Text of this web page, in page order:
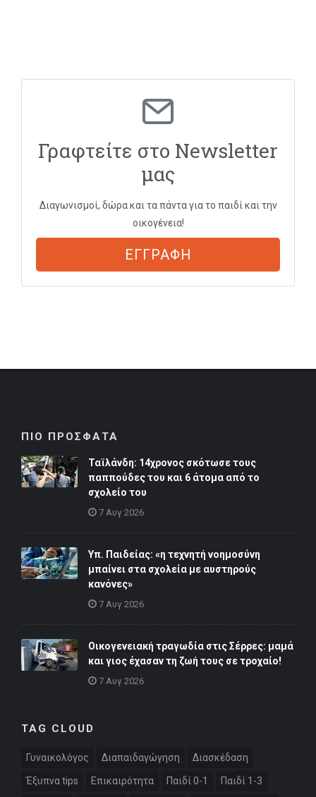
Γραφτείτε στο Newsletter
μας
Διαγωνισμοί, δώρα και τα πάντα για το παιδί και την
οικογένεια!
ΕΓΓΡΑΦΗ
ΠΙΟ ΠΡΟΣΦΑΤΑ
Ταϊλάνδη: 14χρονος σκότωσε τους
παππούδες του και 6 άτομα από το
σχολείο του
7 Αυγ 2026
Υπ. Παιδείας: «η τεχνητή νοημοσύνη
μπαίνει στα σχολεία με αυστηρούς
κανόνες»
7 Αυγ 2026
Οικογενειακή τραγωδία στις Σέρρες: μαμά
και γιος έχασαν τη ζωή τους σε τροχαίο!
7 Αυγ 2026
TAG CLOUD
Γυναικολόγος Διαπαιδαγώγηση Διασκέδαση
Έξυπνα tips Επικαιρότητα Παιδί 0-1 Παιδί 1-3